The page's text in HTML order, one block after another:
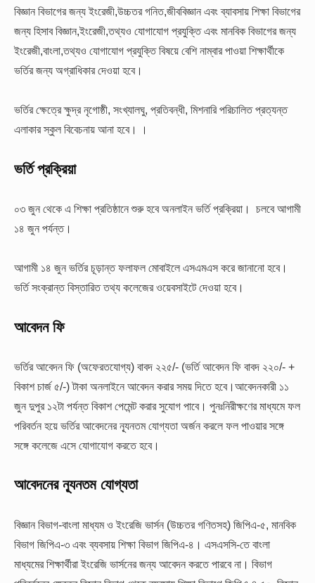
বিজ্ঞান বিভাগের জন্য ইংরেজী,উচ্চতর গনিত,জীববিজ্ঞান এবং ব্যাবসায় শিক্ষা বিভাগের
জন্য হিসাব বিজ্ঞান,ইংরেজী,তথ্যও যোগাযোগ প্রযুক্তি এবং মানবিক বিভাগের জন্য
ইংরেজী,বাংলা,তথ্যও যোগাযোগ প্রযুক্তি বিষয়ে বেশি নাম্বার পাওয়া শিক্ষার্থীকে
ভর্তির জন্য অগ্রাধিকার দেওয়া হবে।
ভর্তির ক্ষেত্রে ক্ষুদ্র নৃগোষ্ঠী, সংখ্যালঘু, প্রতিবন্ধী, মিশনারি পরিচালিত প্রত্যন্ত
এলাকার স্কুল বিবেচনায় আনা হবে। ।
ভর্তি প্রক্রিয়া
০৩ জুন থেকে এ শিক্ষা প্রতিষ্ঠানে শুরু হবে অনলাইন ভর্তি প্রক্রিয়া। চলবে আগামী
১৪ জুন পর্যন্ত।
আগামী ১৪ জুন ভর্তির চূড়ান্ত ফলাফল মোবাইলে এসএমএস করে জানানো হবে।
ভর্তি সংক্রান্ত বিস্তারিত তথ্য কলেজের ওয়েবসাইটে দেওয়া হবে।
আবেদন ফি
ভর্তির আবেদন ফি (অফেরতযোগ্য) বাবদ ২২৫/- (ভর্তি আবেদন ফি বাবদ ২২০/- +
বিকাশ চার্জ ৫/-) টাকা অনলাইনে আবেদন করার সময় দিতে হবে।আবেদনকারী ১১
জুন দুপুর ১২টা পর্যন্ত বিকাশ পেমেন্ট করার সুযোগ পাবে। পুনঃনিরীক্ষণের মাধ্যমে ফল
পরিবর্তন হয়ে ভর্তির আবেদনের ন্যূনতম যোগ্যতা অর্জন করলে ফল পাওয়ার সঙ্গে
সঙ্গে কলেজে এসে যোগাযোগ করতে হবে।
আবেদনের ন্যূনতম যোগ্যতা
বিজ্ঞান বিভাগ-বাংলা মাধ্যম ও ইংরেজি ভার্সন (উচ্চতর গণিতসহ) জিপিএ-৫, মানবিক
বিভাগ জিপিএ-৩ এবং ব্যবসায় শিক্ষা বিভাগ জিপিএ-৪। এসএসসি-তে বাংলা
মাধ্যমের শিক্ষার্থীরা ইংরেজি ভার্সনের জন্য আবেদন করতে পারবে না। বিভাগ